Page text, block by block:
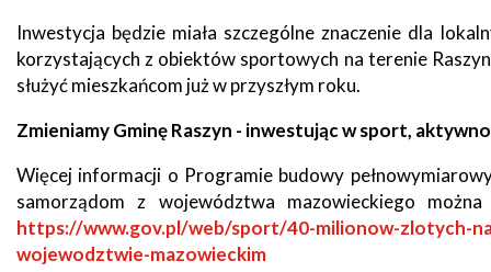
Konsultacje
społeczne
Planowane
wyłączenia
Seniorzy
o
Inwestycja będzie miała szczególne znaczenie dla
korzystających z obiektów sportowych na terenie
służyć mieszkańcom już w przyszłym roku.
Zmieniamy Gminę Raszyn - inwestując w sport,
Więcej informacji o Programie budowy
samorządom z województwa mazowieckiego
https://www.gov.pl/web/sport/40-milionow-zlotych-
wojewodztwie-mazowieckim